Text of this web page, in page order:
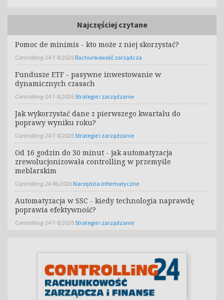
Najczęściej czytane
Pomoc de minimis - kto może z niej skorzystać?
Controlling-24 7-8/2026 Rachunkowość zarządcza
Fundusze ETF - pasywne inwestowanie w
dynamicznych czasach
Controlling-24 7-8/2026Strategie i zarządzanie
Jak wykorzystać dane z pierwszego kwartału do
poprawy wyniku roku?
Controlling-24 7-8/2026Strategie i zarządzanie
Od 16 godzin do 30 minut - jak automatyzacja
zrewolucjonizowała controlling w przemyśle
meblarskim
Controlling-24 06/2026 Narzędzia informatyczne
Automatyzacja w SSC - kiedy technologia naprawdę
poprawia efektywność?
Controlling-24 7-8/2026Strategie i zarządzanie